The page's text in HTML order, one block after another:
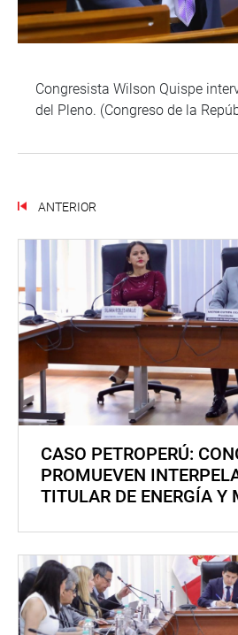
Congresista Wilson Quispe
del Pleno. (Congreso de la
ANTERIOR
CASO PETROPERÚ:
PROMUEVEN
TITULAR DE ENERGÍA Y